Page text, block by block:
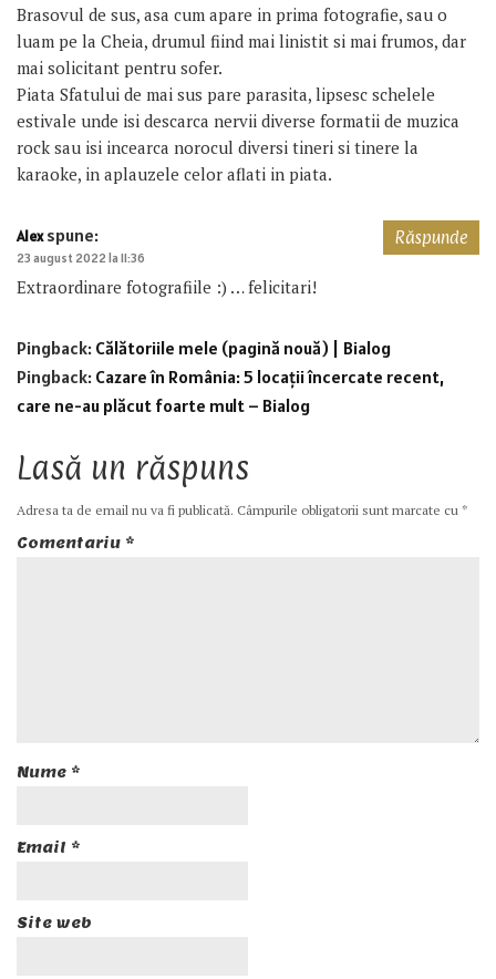
Brasovul de sus, asa cum apare in prima fotografie, sau o
luam pe la Cheia, drumul fiind mai linistit si mai frumos, dar
mai solicitant pentru sofer.
Piata Sfatului de mai sus pare parasita, lipsesc schelele
estivale unde isi descarca nervii diverse formatii de muzica
rock sau isi incearca norocul diversi tineri si tinere la
karaoke, in aplauzele celor aflati in piata.
Alex spune:
23 august 2022 la 11:36
Extraordinare fotografiile :) … felicitari!
Răspunde
Pingback: Călătoriile mele (pagină nouă) | Bialog
Pingback: Cazare în România: 5 locații încercate recent,
care ne-au plăcut foarte mult – Bialog
Lasă un răspuns
Adresa ta de email nu va fi publicată. Câmpurile obligatorii sunt marcate cu *
Comentariu *
Nume *
Email *
Site web